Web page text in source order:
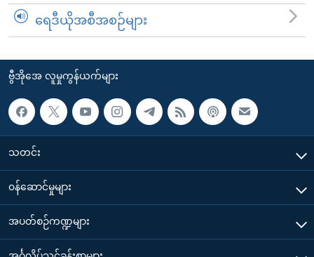
ရေဒီယိုအစီအစဉ်များ
ဗွီအိုအေ လူမှုကွန်ယက်များ
သတင်း
၀န်ဆောင်မှုများ
အပတ်စဉ်ကဏ္ဍများ